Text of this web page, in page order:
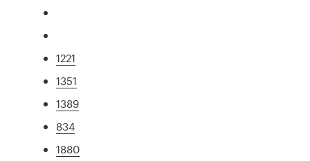
1221
1351
1389
834
1880